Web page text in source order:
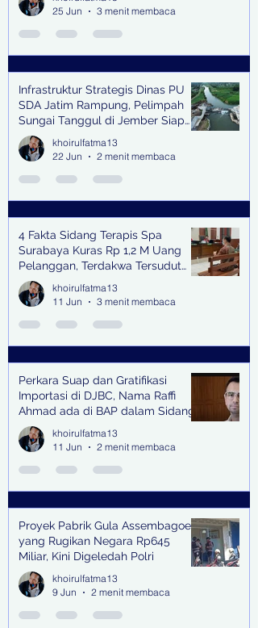
25 Jun
3 menit membaca
Infrastruktur Strategis Dinas PU
SDA Jatim Rampung, Pelimpah
Sungai Tanggul di Jember Siap
Bangkitkan Swasembada Pangan
dan Pengendali Banjir
khoirulfatma13
22 Jun
2 menit membaca
4 Fakta Sidang Terapis Spa
Surabaya Kuras Rp 1,2 M Uang
Pelanggan, Terdakwa Tersudut
oleh Keterangan Saksi Kunci
khoirulfatma13
11 Jun
3 menit membaca
Perkara Suap dan Gratifikasi
Importasi di DJBC, Nama Raffi
Ahmad ada di BAP dalam Sidang
khoirulfatma13
11 Jun
2 menit membaca
Proyek Pabrik Gula Assembagoes
yang Rugikan Negara Rp645
Miliar, Kini Digeledah Polri
khoirulfatma13
9 Jun
2 menit membaca